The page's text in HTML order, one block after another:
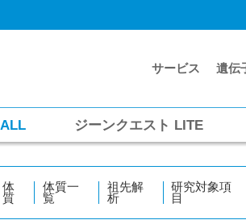
サービス 遺伝
ALL ジーンクエスト LITE
体
質
体質一
覧
祖先解
析
研究対象項
目